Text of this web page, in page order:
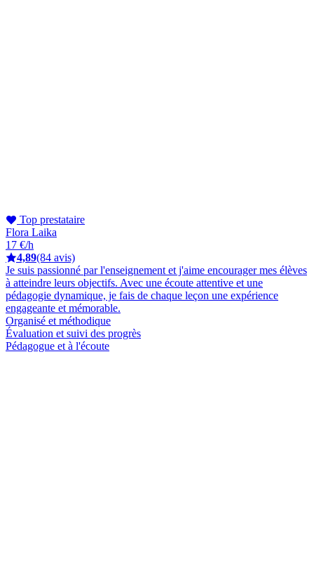
Top prestataire
Flora Laika
17 €/h
4,89(84 avis)
Je suis passionné par l'enseignement et j'aime encourager mes élèves
à atteindre leurs objectifs. Avec une écoute attentive et une
pédagogie dynamique, je fais de chaque leçon une expérience
engageante et mémorable.
Organisé et méthodique
Évaluation et suivi des progrès
Pédagogue et à l'écoute